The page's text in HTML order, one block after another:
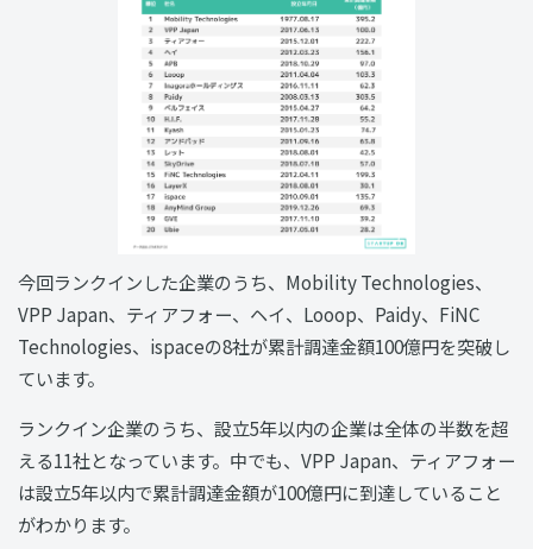
今回ランクインした企業のうち、Mobility Technologies、
VPP Japan、ティアフォー、ヘイ、Looop、Paidy、FiNC
Technologies、ispaceの8社が累計調達金額100億円を突破し
ています。
ランクイン企業のうち、設立5年以内の企業は全体の半数を超
える11社となっています。中でも、VPP Japan、ティアフォー
は設立5年以内で累計調達金額が100億円に到達していること
がわかります。